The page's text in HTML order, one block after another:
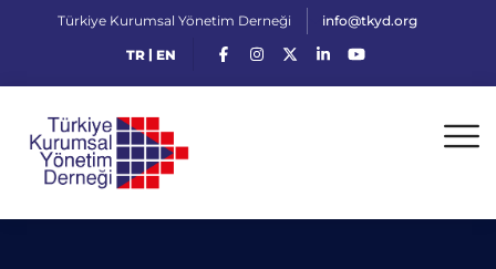
Türkiye Kurumsal Yönetim Derneği info@tkyd.org
TR| EN